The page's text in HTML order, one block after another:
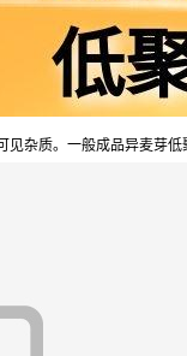
杂质。一般成品异麦芽